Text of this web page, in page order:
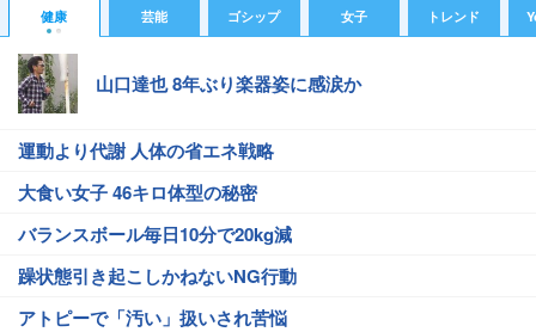
健康 芸能 ゴシップ 女子 トレンド
山口達也 8年ぶり楽器姿に感涙か
運動より代謝 人体の省エネ戦略
大食い女子 46キロ体型の秘密
バランスボール毎日10分で20kg減
躁状態引き起こしかねないNG行動
アトピーで「汚い」扱いされ苦悩